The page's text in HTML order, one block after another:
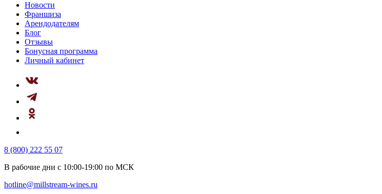
Новости
Франшиза
Арендодателям
Блог
Отзывы
Бонусная программа
Личный кабинет
8 (800) 222 55 07
В рабочие дни с 10:00-19:00 по МСК
hotline@millstream-wines.ru